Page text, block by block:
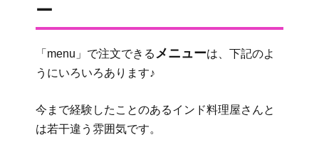
ー
「menu」で注文できるメニューは、下記のよ
うにいろいろあります♪
今まで経験したことのあるインド料理屋さんと
は若干違う雰囲気です。